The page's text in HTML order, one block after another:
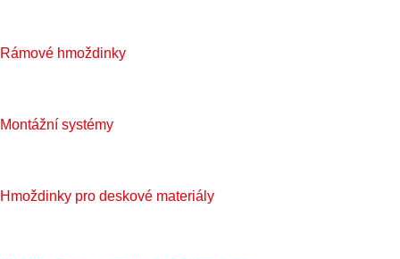
Rámové hmoždinky
Montážní systémy
Hmoždinky pro deskové materiály